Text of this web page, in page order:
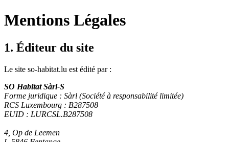
Mentions Légales
1. Éditeur du site
Le site so-habitat.lu est édité par :
SO Habitat Sàrl-S
Forme juridique : Sàrl (Société à responsabilité limitée)
RCS Luxembourg : B287508
EUID : LURCSL.B287508
4, Op de Leemen